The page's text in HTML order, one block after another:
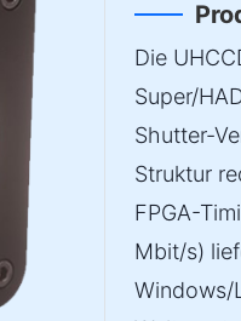
Die
Super/
Shutter-
Struktur
FPGA-
Mbit/s)
Windows/